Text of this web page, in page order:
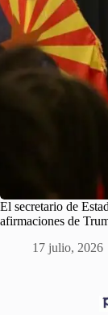
El secretario de
afirmaciones de
17 julio, 2026